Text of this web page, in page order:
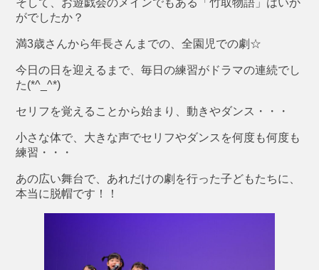
そして、お遊戯会のメインでもある「竹取物語」はいか
がでしたか？
満3歳さんから年長さんまでの、全園児での劇☆
今日の日を迎えるまで、毎日の練習がドラマの連続でし
た(*^_^*)
セリフを覚えることから始まり、動きやダンス・・・
小さな体で、大きな声でセリフやダンスを何度も何度も
練習・・・
あの広い舞台で、あれだけの劇を行った子どもたちに、
本当に脱帽です！！